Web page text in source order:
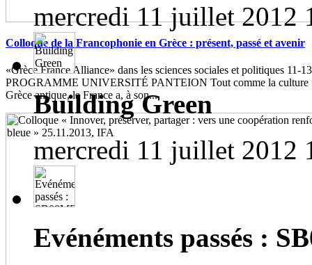
Colloque de la Francophonie en Grèce : présent, passé et avenir
«Grèce France Alliance» dans les sciences sociales et politiques 11-
PROGRAMME UNIVERSITÉ PANTEION Tout comme la culture
Grèce antique, la France a, à son...
mercredi 11 juillet 2012
Building Green
mercredi 11 juillet 2012
Evénéments passés :